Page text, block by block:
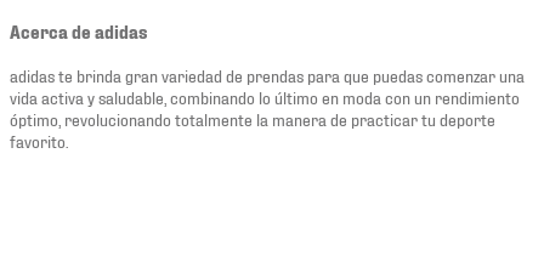
Acerca de adidas
adidas te brinda gran variedad de prendas para que puedas comenzar una
vida activa y saludable, combinando lo último en moda con un rendimiento
óptimo, revolucionando totalmente la manera de practicar tu deporte
favorito.